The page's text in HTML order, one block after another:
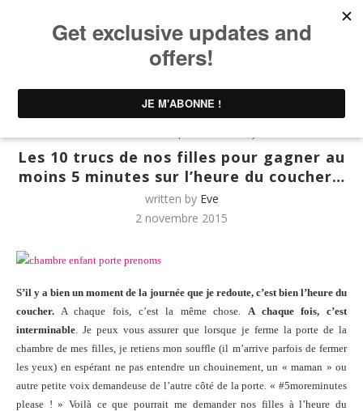
UNTIBEBE FAMILY | Famille & Lifestyle
coucher…
Les 10 trucs de nos filles pour gagner au
moins 5 minutes sur l’heure du coucher…
written by Eve
2 novembre 2015
S’il y a bien un moment de la journée que je redoute, c’est bien l’heure du
coucher. A chaque fois, c’est la même chose.A chaque fois, c’est
interminable. Je peux vous assurer que lorsque je ferme la porte de la
chambre de mes filles, je retiens mon souffle (il m’arrive parfois de fermer
les yeux) en espérant ne pas entendre un chouinement, un « maman » ou
autre petite voix demandeuse de l’autre côté de la porte. « #5moreminutes
please ! » Voilà ce que pourrait me demander nos filles à l’heure du